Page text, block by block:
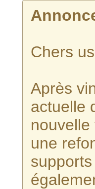
Chers
Après
actuelle
nouvelle
une